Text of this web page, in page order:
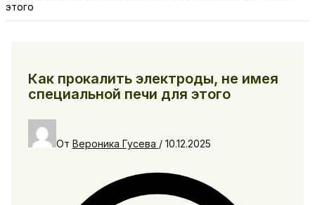
этого
Как прокалить электроды, не имея
специальной печи для этого
От Вероника Гусева / 10.12.2025